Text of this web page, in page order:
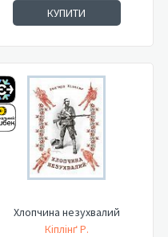
КУПИТИ
Хлопчина незухвалий
Кіплінґ Р.